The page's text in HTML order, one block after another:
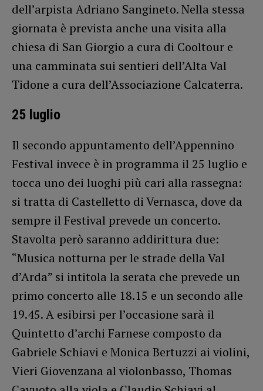
dell’arpista Adriano Sangineto. Nella stessa
giornata è prevista anche una visita alla
chiesa di San Giorgio a cura di Cooltour e
una camminata sui sentieri dell’Alta Val
Tidone a cura dell’Associazione Calcaterra.
25 luglio
Il secondo appuntamento dell’Appennino
Festival invece è in programma il 25 luglio e
tocca uno dei luoghi più cari alla rassegna:
si tratta di Castelletto di Vernasca, dove da
sempre il Festival prevede un concerto.
Stavolta però saranno addirittura due:
“Musica notturna per le strade della Val
d’Arda” si intitola la serata che prevede un
primo concerto alle 18.15 e un secondo alle
19.45. A esibirsi per l’occasione sarà il
Quintetto d’archi Farnese composto da
Gabriele Schiavi e Monica Bertuzzi ai violini,
Vieri Giovenzana al violonbasso, Thomas